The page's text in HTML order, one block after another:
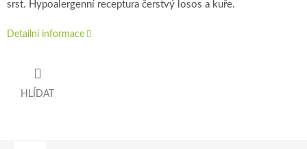
srst. Hypoalergenní receptura čerstvý losos a kuře.
Detailní informace
HLÍDAT